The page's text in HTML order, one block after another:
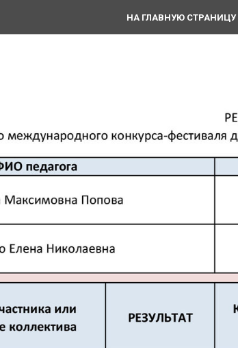
НА ГЛАВНУЮ СТРАНИЦУ